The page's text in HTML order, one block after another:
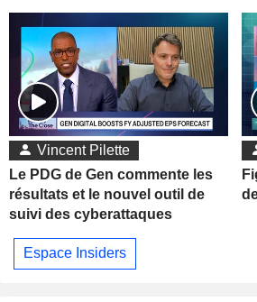
Vincent Pilette
Le PDG de Gen commente les
résultats et le nouvel outil de
suivi des cyberattaques
Espace Insiders